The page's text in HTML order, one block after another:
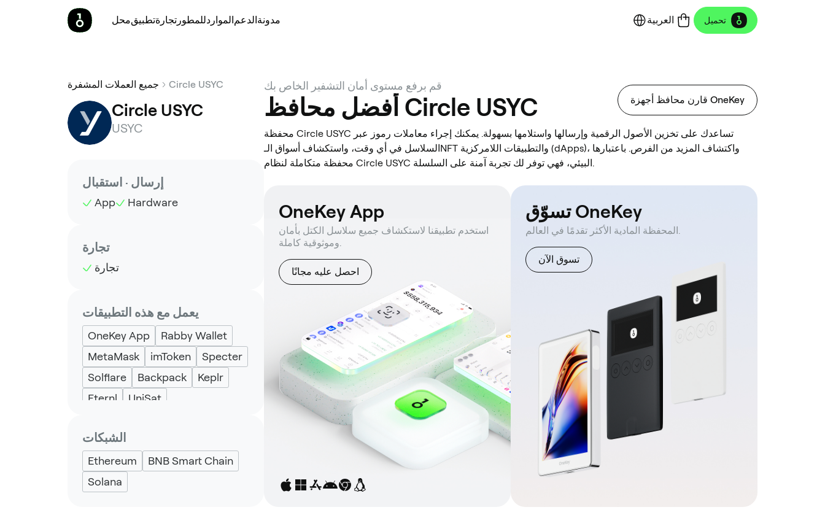
محلتطبيقتجارة للمطورالمواردالدعممدونة العربية تحميل
جميع العملات المشفرة Circle USYC
Circle USYC
USYC
إرسال · استقبال
App Hardware
تجارة
تجارة
يعمل مع هذه التطبيقات
OneKey App
Rabby Wallet
MetaMask
imToken
Specter
Solflare
Backpack
Keplr
Eternl
UniSat
الشبكات
Ethereum
BNB Smart Chain
Solana
قم برفع مستوى أمان التشفير الخاص بك
أفضل محافظ Circle USYC قارن محافظ أجهزة OneKey
محفظة Circle USYC تساعدك على تخزين الأصول الرقمية وإرسالها واستلامها بسهولة. يمكنك إجراء معاملات رموز عبر
السلاسل في أي وقت، واستكشاف أسواق الـNFT والتطبيقات اللامركزية (dApps)، واكتشاف المزيد من الفرص. باعتبارها
محفظة متكاملة لنظام Circle USYC البيئي، فهي توفر لك تجربة آمنة على السلسلة.
OneKey App
استخدم تطبيقنا لاستكشاف جميع سلاسل الكتل بأمان
وموثوقية كاملة.
احصل عليه مجانًا
تسوّق OneKey
المحفظة المادية الأكثر تقدمًا في العالم.
تسوق الآن